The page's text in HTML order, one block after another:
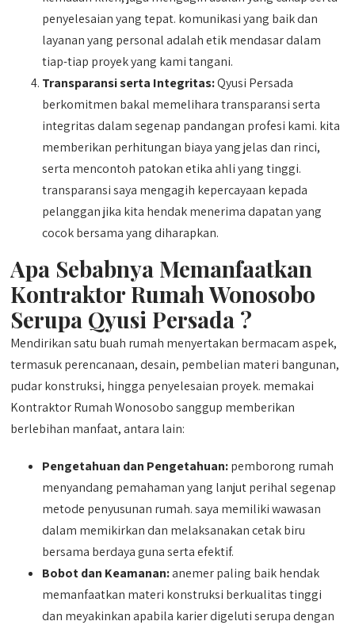
penyelesaian yang tepat. komunikasi yang baik dan
layanan yang personal adalah etik mendasar dalam
tiap-tiap proyek yang kami tangani.
Transparansi serta Integritas:Qyusi Persada
berkomitmen bakal memelihara transparansi serta
integritas dalam segenap pandangan profesi kami. kita
memberikan perhitungan biaya yang jelas dan rinci,
serta mencontoh patokan etika ahli yang tinggi.
transparansi saya mengagih kepercayaan kepada
pelanggan jika kita hendak menerima dapatan yang
cocok bersama yang diharapkan.
Apa Sebabnya Memanfaatkan
Kontraktor Rumah Wonosobo
Serupa Qyusi Persada ?
Mendirikan satu buah rumah menyertakan bermacam aspek,
termasuk perencanaan, desain, pembelian materi bangunan,
pudar konstruksi, hingga penyelesaian proyek. memakai
Kontraktor Rumah Wonosobo sanggup memberikan
berlebihan manfaat, antara lain:
Pengetahuan dan Pengetahuan:pemborong rumah
menyandang pemahaman yang lanjut perihal segenap
metode penyusunan rumah. saya memiliki wawasan
dalam memikirkan dan melaksanakan cetak biru
bersama berdaya guna serta efektif.
Bobot dan Keamanan:anemer paling baik hendak
memanfaatkan materi konstruksi berkualitas tinggi
dan meyakinkan apabila karier digeluti serupa dengan